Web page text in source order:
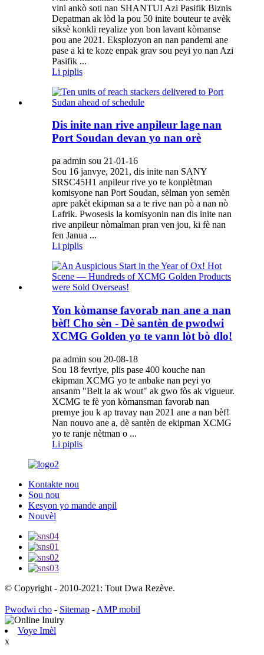
vini ankò soti nan SHANTUI Azi Pasifik Biznis
Depatman ak lòd la pou 50 inite bouteur te avèk
siksè konkli reyalize yon bon lavant kòmanse
pou ane 2021. Eksplozyon an nan pandemi ane
pase a ki te koze enpak grav sou peyi yo nan Azi
Pasifik ...
Li piplis
Dis inite nan rive anpileur lage nan
Port Soudan devan yo nan orè
pa admin sou 21-01-16
Sou 16 janvye, 2021, dis inite nan SANY
SRSC45H1 anpileur rive yo te konplètman
komisyone nan Port Soudan, sèlman yon semèn
apre pakèt ekipman sa a te rive nan pò a nan nò
Lafrik. Pwosesis la komisyonin nan dis inite nan
rive anpileur nòmalman pran ven jou, ki fè nan
fen Janua ...
Li piplis
Yon kòmanse favorab nan ane a nan
bèf! Cho sèn - Dè santèn de pwodwi
XCMG Golden yo te vann lòt bò dlo!
pa admin sou 20-08-18
Sou 18 fevriye, plis pase 400 kouche nan
ekipman XCMG yo te anbake nan peyi yo
ansanm "Belt la ak wout" ak gwo fòs ak vigueur.
XCMG te fè yon kòmansman favorab nan
premye jou k ap travay nan 2021 ane a nan bèf!
Nan nouvo ane a, dè santèn de ekipman XCMG
yo te ranje nètman o ...
Li piplis
Kontakte nou
Sou nou
Kesyon yo mande anpil
Nouvèl
© Copyright - 2010-2021: Tout Dwa Rezève.
Pwodwi cho - Sitemap - AMP mobil
Voye Imèl
x